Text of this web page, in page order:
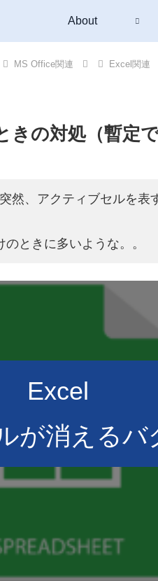
About
MS Office関連 Excel関連
の対処（暫定で
然、アクティブセルを表
ときに多いような。。
Excel
が消えるバ